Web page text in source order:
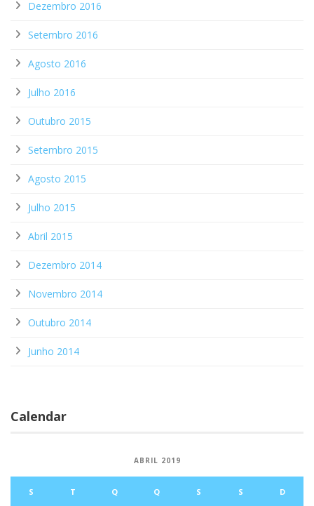
Dezembro 2016
Setembro 2016
Agosto 2016
Julho 2016
Outubro 2015
Setembro 2015
Agosto 2015
Julho 2015
Abril 2015
Dezembro 2014
Novembro 2014
Outubro 2014
Junho 2014
Calendar
ABRIL 2019
S T Q Q S S D